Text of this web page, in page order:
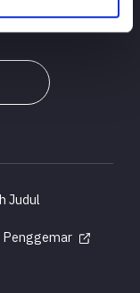
barang
Judul
Penggemar